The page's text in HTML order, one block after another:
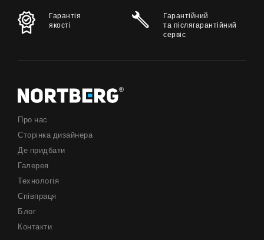
Гарантія
якості
Гарантійний
та післягарантійний
сервіс
Про нас
Сторінка дизайнера
Де придбати
Галерея
Технологія
Співпраця
Блог
Контакти